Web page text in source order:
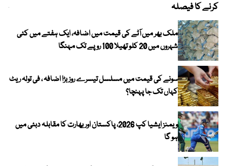
کرنے کا فیصلہ
ملک بھر میں آٹے کی قیمت میں اضافہ، ایک ہفتے میں کئی
شہروں میں 20 کلو تھیلا 100 روپے تک مہنگا
سونے کی قیمت میں مسلسل تیسرے روز بڑا اضافہ ، فی تولہ ریٹ
کہاں تک جا پہنچا؟
ویمنز ایشیا کپ 2026، پاکستان اور بھارت کا مقابلہ دبئی میں
ہو گا